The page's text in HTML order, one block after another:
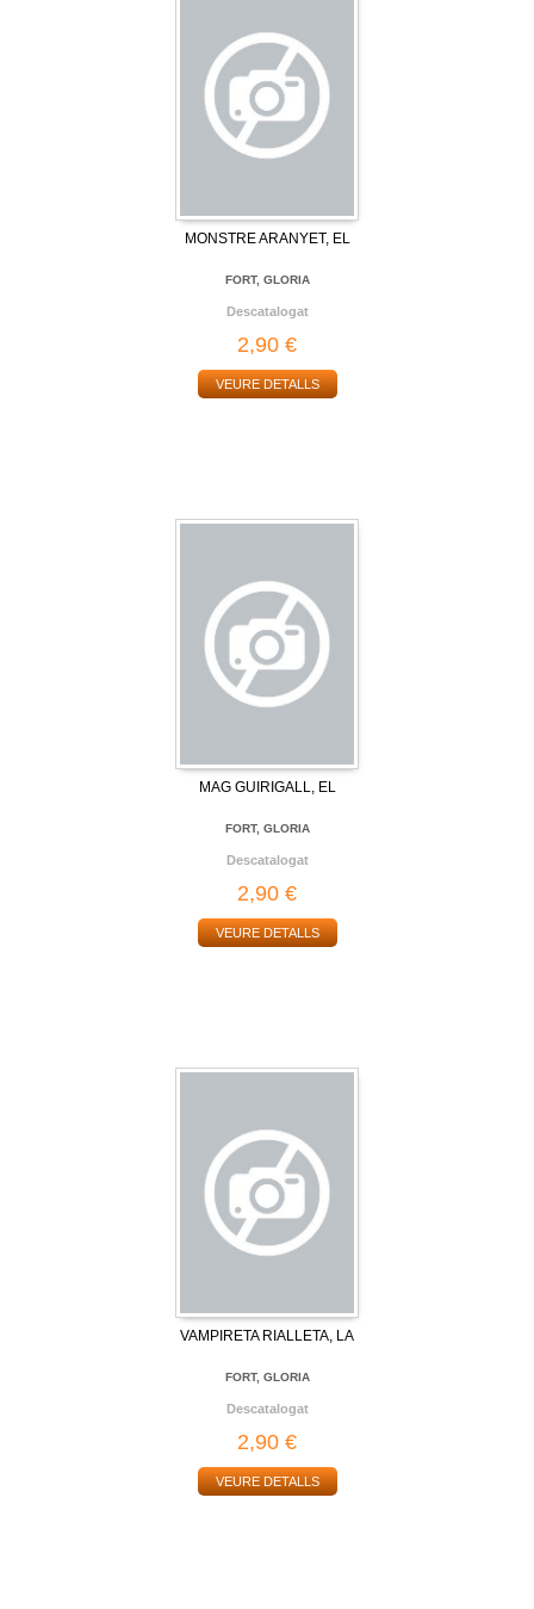
MONSTRE ARANYET, EL
FORT, GLORIA
Descatalogat
2,90 €
VEURE DETALLS
MAG GUIRIGALL, EL
FORT, GLORIA
Descatalogat
2,90 €
VEURE DETALLS
VAMPIRETA RIALLETA, LA
FORT, GLORIA
Descatalogat
2,90 €
VEURE DETALLS